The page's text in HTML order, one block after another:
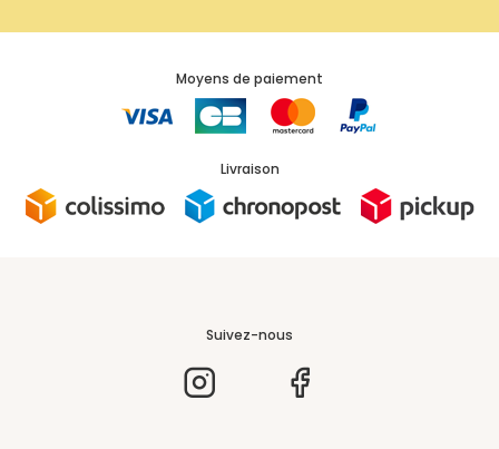
Moyens de paiement
Livraison
Suivez-nous